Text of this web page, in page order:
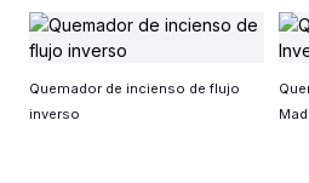
Quemador de incienso de flujo
inverso